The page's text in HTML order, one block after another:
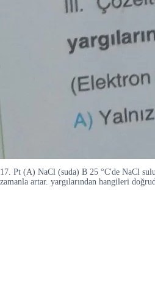
17. Pt (A) NaCl (suda) B 25 °C'de NaCl
zamanla artar. yargılarından hangileri